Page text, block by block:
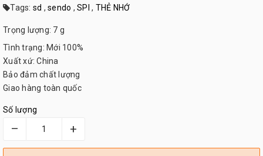
Tags: sd , sendo , SPI , THẺ NHỚ
Trọng lượng: 7 g
Tình trạng: Mới 100%
Xuất xứ: China
Bảo đảm chất lượng
Giao hàng toàn quốc
Số lượng
– +